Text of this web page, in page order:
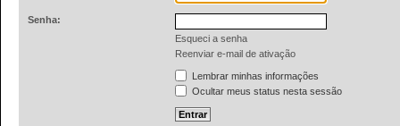
Senha:
Esqueci a senha
Reenviar e-mail de ativação
Lembrar minhas informações
Ocultar meus status nesta sessão